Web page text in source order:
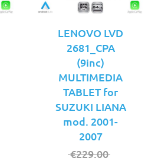
LENOVO LVD
2681_CPA
(9inc)
MULTIMEDIA
TABLET for
SUZUKI LIANA
mod. 2001-
2007
€229.00